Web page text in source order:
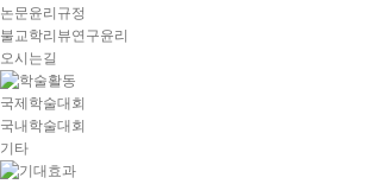
논문윤리규정
불교학리뷰연구윤리
오시는길
국제학술대회
국내학술대회
기타